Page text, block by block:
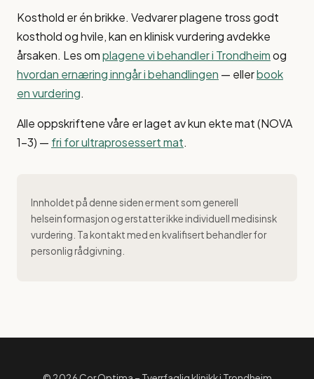
Kosthold er én brikke. Vedvarer plagene tross godt
kosthold og hvile, kan en klinisk vurdering avdekke
årsaken. Les omplagene vi behandler i Trondheimog
hvordan ernæring inngår i behandlingen — ellerbook
en vurdering.
Alle oppskriftene våre er laget av kun ekte mat (NOVA
1–3) — fri for ultraprosessert mat.
Innholdet på denne siden er ment som generell
helseinformasjon og erstatter ikke individuell medisinsk
vurdering. Ta kontakt med en kvalifisert behandler for
personlig rådgivning.